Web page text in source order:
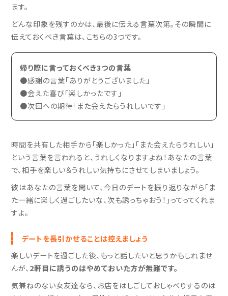
ます。
どんな印象を残すのかは、最後に伝える言葉次第。その瞬間に
伝えておくべき言葉は、こちらの3つです。
帰り際に言っておくべき3つの言葉
●感謝の言葉「ありがとうございました」
●会えた喜び「楽しかったです」
●次回への期待「また会えたらうれしいです」
時間を共有した相手から「楽しかった」「また会えたらうれしい」
という言葉を言われると、うれしくなりますよね！あなたの言葉
で、相手を楽しい＆うれしい気持ちにさせてしまいましょう。
彼はあなたの言葉を聞いて、今日のデートを振り返りながら「ま
た一緒に楽しく過ごしたいな、次も誘っちゃおう！」ってってくれま
すよ。
デートを長引かせることは控えましょう
楽しいデートを過ごした後、もっと話したいと思うかもしれませ
んが、 2軒目に誘うのはやめておいた方が無難です。
気兼ねのない女友達なら、お店をはしごしておしゃべりするのは